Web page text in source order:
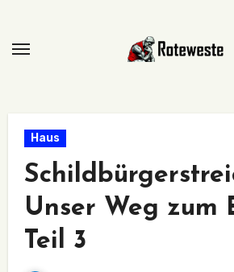
springen
Haus
Unser Weg zum
Teil 3